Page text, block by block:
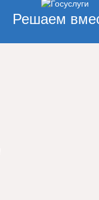
Решаем